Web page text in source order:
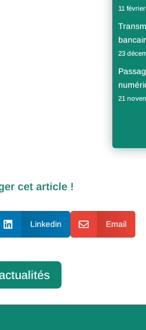
11
23
21
cet article !
 Linkedin  Email